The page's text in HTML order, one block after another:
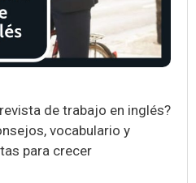
de trabajo en inglés?
vocabulario y
para crecer